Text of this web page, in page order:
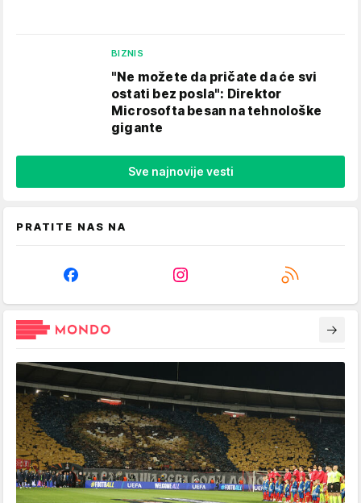
BIZNIS
"Ne možete da pričate da će svi
ostati bez posla": Direktor
Microsofta besan na tehnološke
gigante
Sve najnovije vesti
PRATITE NAS NA